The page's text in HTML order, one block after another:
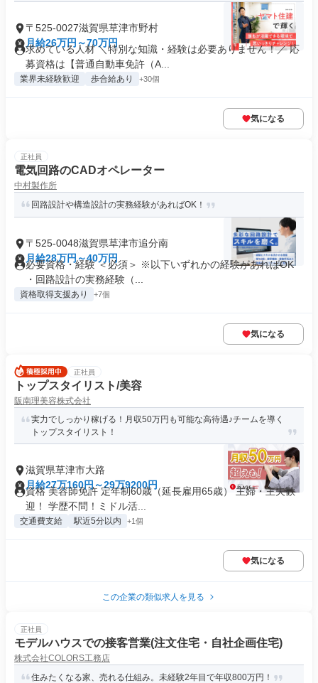
〒525-0027滋賀県草津市野村
月給26万円～70万円
求めている人材 ＼特別な知識・経験は必要ありません！／ 応
募資格は【普通自動車免許（A...
業界未経験歓迎 歩合給あり +30個
気になる
正社員
電気回路のCADオペレーター
中村製作所
回路設計や構造設計の実務経験があればOK！
〒525-0048滋賀県草津市追分南
月給28万円～40万円
必要資格・経験 ＜必須＞ ※以下いずれかの経験があればOK
・回路設計の実務経験（...
資格取得支援あり +7個
気になる
正社員
トップスタイリスト/美容
阪南理美容株式会社
実力でしっかり稼げる！月収50万円も可能な高待遇♪チームを導く
トップスタイリスト！
滋賀県草津市大路
月給27万160円～29万9200円
資格 美容師免許 定年制60歳（延長雇用65歳） 主婦・主夫歓
迎！ 学歴不問！ミドル活...
交通費支給 駅近5分以内 +1個
気になる
この企業の類似求人を見る
正社員
モデルハウスでの接客営業(注文住宅・自社企画住宅)
株式会社COLORS工務店
住みたくなる家、売れる仕組み。未経験2年目で年収800万円！